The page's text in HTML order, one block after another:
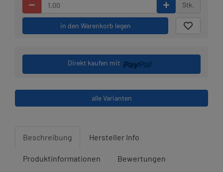
Stk.
in den Warenkorb legen
Direkt kaufen mit
alle Varianten
Beschreibung Hersteller Info
Produktinformationen Bewertungen